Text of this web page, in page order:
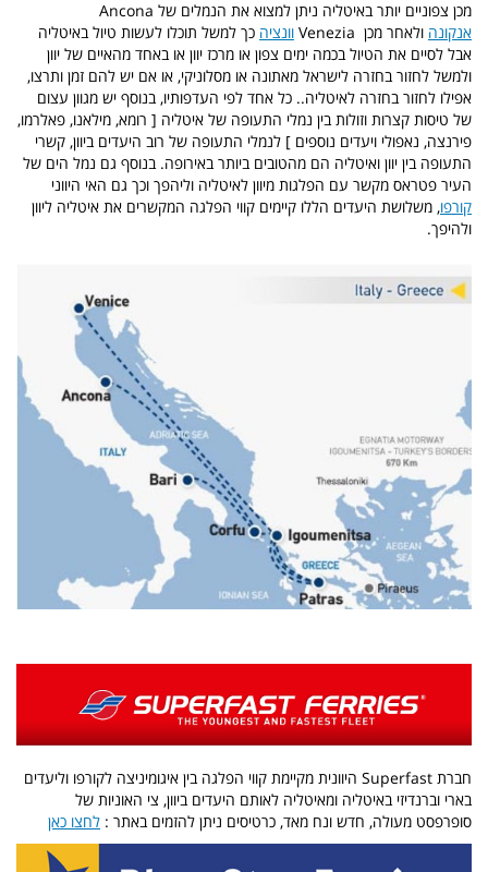
מכן צפוניים יותר באיטליה ניתן למצוא את הנמלים של Ancona
אנקונה ולאחר מכן Venezia וונציה כך למשל תוכלו לעשות טיול באיטליה
אבל לסיים את הטיול בכמה ימים צפון או מרכז יוון או באחד מהאיים של יוון
ולמשל לחזור בחזרה לישראל מאתונה או מסלוניקי, או אם יש להם זמן ותרצו,
אפילו לחזור בחזרה לאיטליה.. כל אחד לפי העדפותיו, בנוסף יש מגוון עצום
של טיסות קצרות וזולות בין נמלי התעופה של איטליה [ רומא, מילאנו, פאלרמו,
פירנצה, נאפולי ויעדים נוספים ] לנמלי התעופה של רוב היעדים ביוון, קשרי
התעופה בין יוון ואיטליה הם מהטובים ביותר באירופה. בנוסף גם נמל הים של
העיר פטראס מקשר עם הפלגות מיוון לאיטליה וליהפך וכך גם האי היווני
קורפו, משלושת היעדים הללו קיימים קווי הפלגה המקשרים את איטליה ליוון
ולהיפך.
חברת Superfast היוונית מקיימת קווי הפלגה בין איגומיניצה לקורפו וליעדים
בארי וברנדיזי באיטליה ומאיטליה לאותם היעדים ביוון, צי האוניות של
סופרפסט מעולה, חדש ונח מאד, כרטיסים ניתן להזמים באתר : לחצו כאן